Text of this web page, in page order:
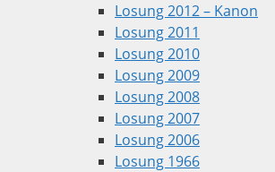
Losung 2012 – Kanon
Losung 2011
Losung 2010
Losung 2009
Losung 2008
Losung 2007
Losung 2006
Losung 1966